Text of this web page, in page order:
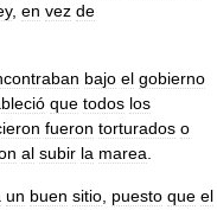
, en vez de
bajo el gobierno
que todos los
fueron torturados o
al subir la marea.
un buen sitio, puesto que el